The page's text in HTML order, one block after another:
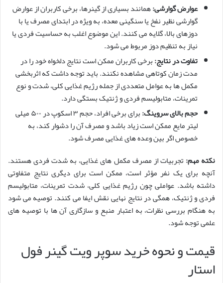
عوارض گوارشی:همانند بسیاری از گینرها، برخی کاربران از عوارض
گوارشی نظیر نفخ یا سنگینی معده، به ویژه در ابتدای مصرف یا با
دوزهای بالا، گلایه می کنند. این موضوع اغلب به حساسیت فردی یا
نیاز به تنظیم دوز مربوط می شود.
تفاوت در نتایج:برخی کاربران ممکن است نتایج دلخواه خود را در
مدت زمان کوتاهی مشاهده نکنند. باید توجه داشت که اثربخشی
مکمل ها به عوامل متعددی از جمله رژیم غذایی کلی، شدت و نوع
تمرینات، متابولیسم فردی و ژنتیک بستگی دارد.
حجم بالای سروینگ:
برای برخی افراد، حجم ۳ اسکوپ در ۵۰۰ میلی
لیتر مایع ممکن است زیاد باشد و مصرف آن را دشوار کند، به
خصوص اگر بین وعده های غذایی مصرف شود.
نکته مهم: تجربیات از مصرف مکمل های غذایی، به شدت فردی هستند.
آنچه برای یک نفر مؤثر است، ممکن است برای دیگری نتایج متفاوتی
داشته باشد. عواملی چون رژیم غذایی کلی، شدت تمرینات، متابولیسم
فردی و ژنتیک، همگی در نتایج نهایی نقش ایفا می کنند. توصیه می شود
به هنگام بررسی نظرات، به اعتبار منبع و سازگاری آن ها با توصیه های
علمی توجه شود.
قیمت و نحوه خرید سوپر ویت گینر فول
استار